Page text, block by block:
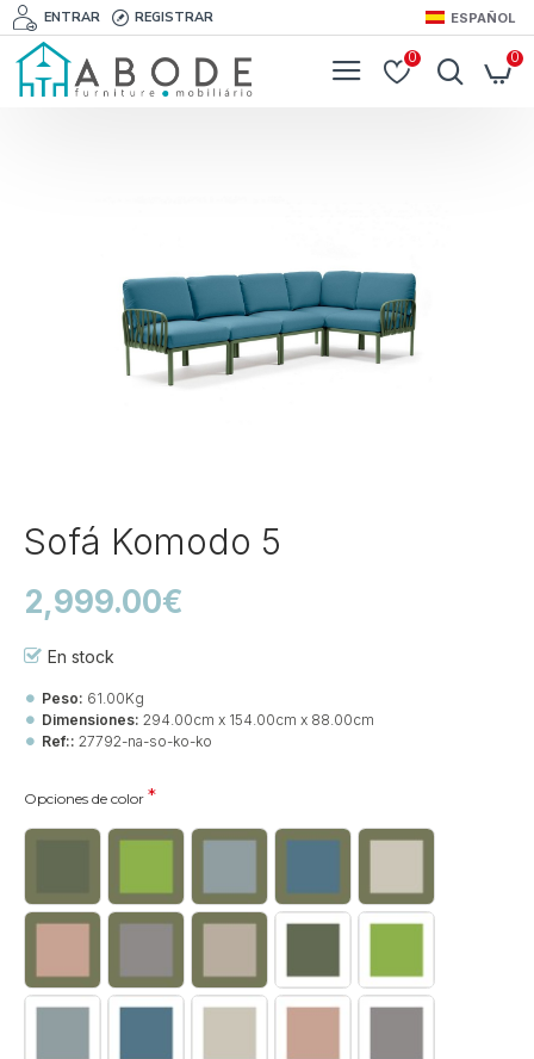
ENTRAR REGISTRAR ESPAÑOL
0 0
Sofá Komodo 5
En stock
Peso: 61.00Kg
Dimensiones: 294.00cm x 154.00cm x 88.00cm
Ref:: 27792-na-so-ko-ko
2,999.00€
Opciones de color